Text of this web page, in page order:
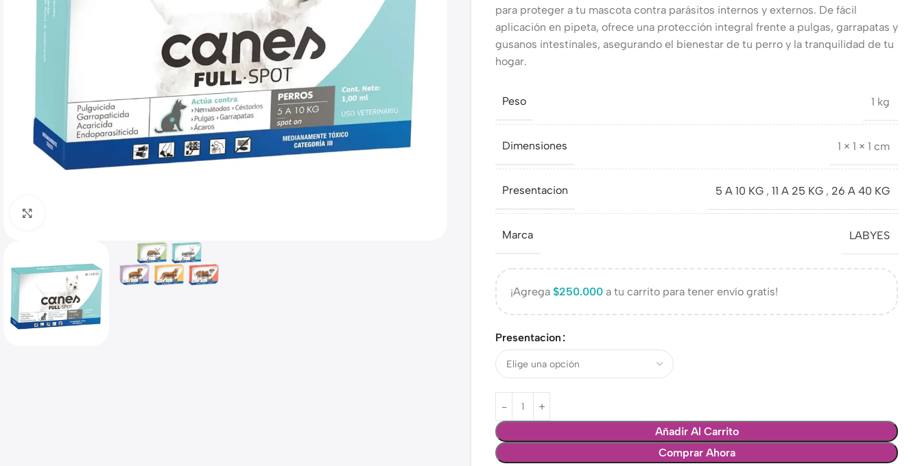
para proteger a tu mascota contra parásitos internos y externos. De fácil
aplicación en pipeta, ofrece una protección integral frente a pulgas, garrapatas y
gusanos intestinales, asegurando el bienestar de tu perro y la tranquilidad de tu
hogar.
Peso 1 kg
Dimensiones 1 × 1 × 1 cm
Presentacion 5 A 10 KG , 11 A 25 KG , 26 A 40 KG
Marca LABYES
¡Agrega $250.000 a tu carrito para tener envío gratis!
Presentacion
Añadir Al Carrito
Comprar Ahora